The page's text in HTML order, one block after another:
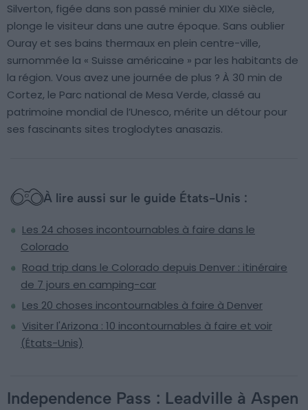
Silverton, figée dans son passé minier du XIXe siècle,
plonge le visiteur dans une autre époque. Sans oublier
Ouray et ses bains thermaux en plein centre-ville,
surnommée la « Suisse américaine » par les habitants de
la région. Vous avez une journée de plus ? À 30 min de
Cortez, le Parc national de Mesa Verde, classé au
patrimoine mondial de l’Unesco, mérite un détour pour
ses fascinants sites troglodytes anasazis.
À lire aussi sur le guide États-Unis :
Les 24 choses incontournables à faire dans le
Colorado
Road trip dans le Colorado depuis Denver : itinéraire
de 7 jours en camping-car
Les 20 choses incontournables à faire à Denver
Visiter l'Arizona : 10 incontournables à faire et voir
(États-Unis)
Independence Pass : Leadville à Aspen